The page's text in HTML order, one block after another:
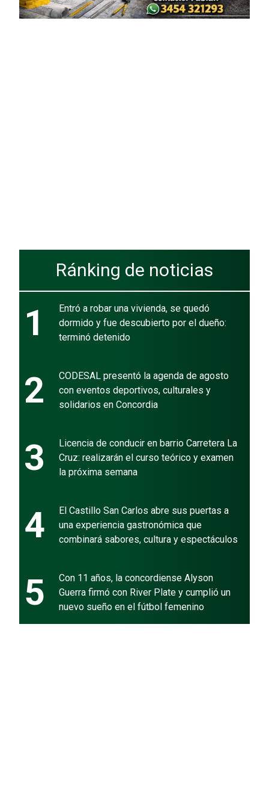
Ránking de noticias
1
Entró a robar una vivienda, se quedó
dormido y fue descubierto por el dueño:
terminó detenido
2
CODESAL presentó la agenda de agosto
con eventos deportivos, culturales y
solidarios en Concordia
3
Licencia de conducir en barrio Carretera La
Cruz: realizarán el curso teórico y examen
la próxima semana
4
El Castillo San Carlos abre sus puertas a
una experiencia gastronómica que
combinará sabores, cultura y espectáculos
5
Con 11 años, la concordiense Alyson
Guerra firmó con River Plate y cumplió un
nuevo sueño en el fútbol femenino